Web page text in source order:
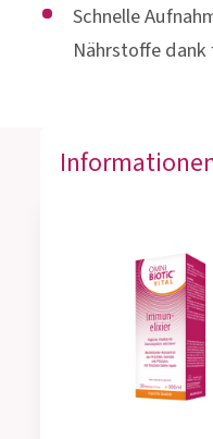
Schnelle
Nährstoffe